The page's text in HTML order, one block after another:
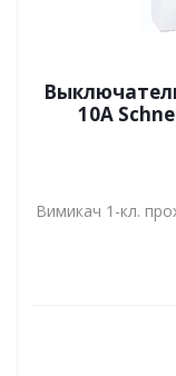
10А
Вимикач 1-кл.